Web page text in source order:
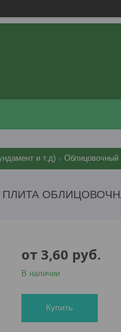
и т.д) Облицовочный
ПЛИТА
от 3,60 руб.
В наличии
Купить